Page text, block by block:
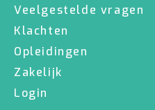
Veelgestelde vragen
Klachten
Opleidingen
Zakelijk
Login